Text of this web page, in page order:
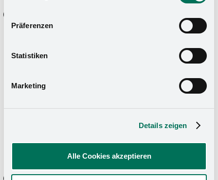
Rechtsmittel einlegen können. Mit Ihrer Einstellung
willigen Sie in die oben beschriebenen Vorgänge ein. Sie
widerrufen. Mehr Informationen finden Sie in unserer
Impressum.
Präferenzen
Statistiken
Marketing
Details zeigen
Alle Cookies akzeptieren
Wir passen gut zusammen? Dann erhältst du ein